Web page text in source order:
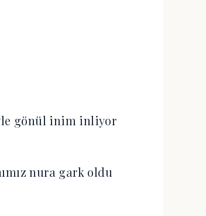
gönül inim inliyor
nura gark oldu